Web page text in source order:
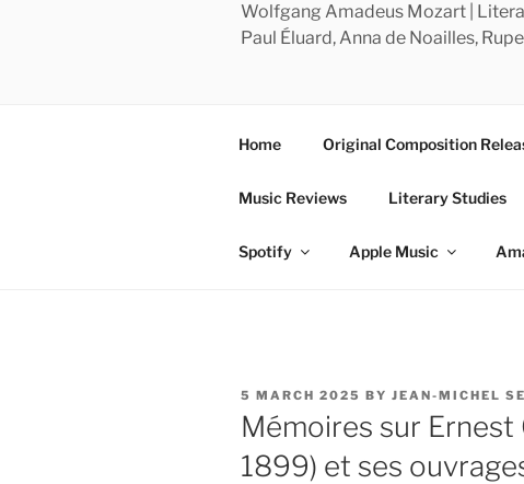
Wolfgang Amadeus Mozart |
Paul Éluard, Anna de Noailles,
Home Original Composition
Music Reviews Literary Studies
Spotify Apple Music
POSTED
ON
5 MARCH 2025 BY JEAN-MICHEL
Mémoires sur Ernest
1899) et ses